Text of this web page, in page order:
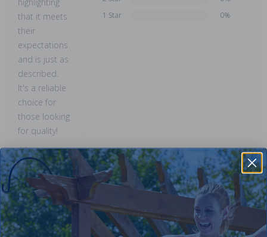
that it meets
their
expectations
and is just as
described.
It's a reliable
choice for
those looking
for quality!
This
summary was
created by
generative AI
using user
submitted
1 Star
0%